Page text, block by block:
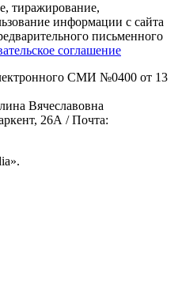
тиражирование,
информации с сайта
письменного
соглашение
СМИ №0400 от 13
Вячеславовна
26А / Почта: